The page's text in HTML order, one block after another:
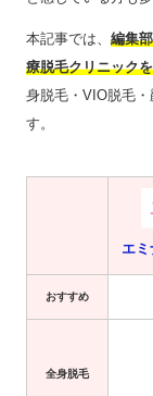
本記事では、 編集
療脱毛クリニック
身脱毛・VIO脱毛
す。
エ
おすすめ
全身脱毛